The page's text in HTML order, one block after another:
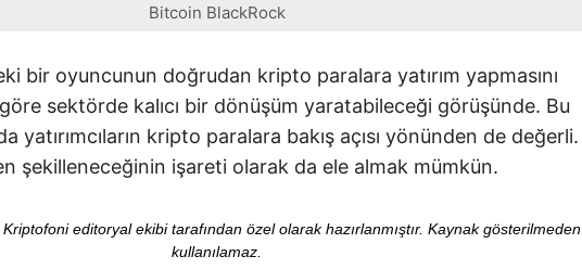
Bitcoin BlackRock
bir oyuncunun doğrudan kripto paralara yatırım yapmasını
sektörde kalıcı bir dönüşüm yaratabileceği görüşünde. Bu
yatırımcıların kripto paralara bakış açısı yönünden de değerli.
şekilleneceğinin işareti olarak da ele almak mümkün.
editoryal ekibi tarafından özel olarak hazırlanmıştır. Kaynak gösterilmeden
kullanılamaz.